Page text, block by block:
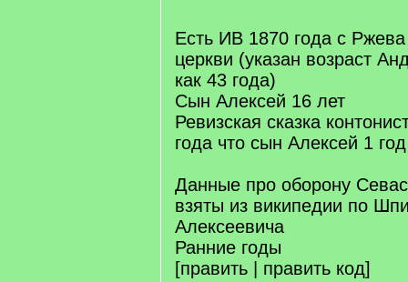
Есть ИВ 1870 года с
церкви (указан возраст
как 43 года)
Сын Алексей 16 лет
Ревизская сказка
года что сын Алексей 1 год
Данные про оборону
взяты из википедии по
Алексеевича
Ранние годы
[править | править код]